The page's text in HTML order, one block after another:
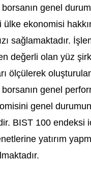
genel
ülke ekonomisi
sağlamaktadır.
değerli olan yüz
ölçülerek
genel
genel
BIST 100 endeksi
yatırım